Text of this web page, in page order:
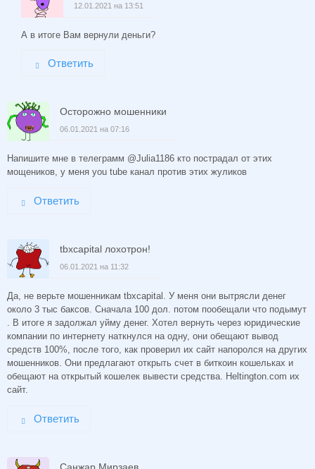
12.01.2021 на 13:51
А в итоге Вам вернули деньги?
Ответить
Осторожно мошенники
06.01.2021 на 07:16
Напишите мне в телеграмм @Julia1186 кто пострадал от этих
мощеников, у меня you tube канал против этих жуликов
Ответить
tbxcapital лохотрон!
06.01.2021 на 11:32
Да, не верьте мошенникам tbxcapital. У меня они вытрясли денег
около 3 тыс баксов. Сначала 100 дол. потом пообещали что подымут
. В итоге я задолжал уйму денег. Хотел вернуть через юридические
компании по интернету наткнулся на одну, они обещают вывод
средств 100%, после того, как проверил их сайт напоролся на других
мошенников. Они предлагают открыть счет в биткоин кошельках и
обещают на открытый кошелек вывести средства. Heltington.com их
сайт.
Ответить